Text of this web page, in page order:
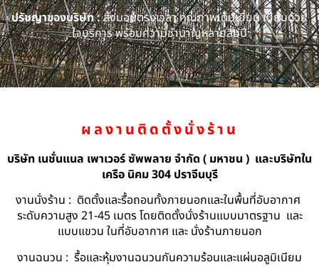
ปรัชญาของบริษัท :ส่งมอบตรงเวลา คุณภาพเต็มเยี่ยม เปี่ยมด้วย
ใจบริการ พร้อมความชำนาญหลายสิบปี
ผลงานติดตั้งนั่งร้าน
บริษัท เนชั่นแนล เพาเวอร์ ซัพพลาย จำกัด ( มหาชน ) และบริษัทใน
เครือ นิคม 304 ปราจีนบุรี
งานนั่งร้าน : ติดตั้งและรื้อถอนทั้งภายนอกและในพื้นที่อับอากาศ
ระดับความสูง 21-45 เมตร โดยติดตั้งนั่งร้านแบบมาตรฐาน และ
แบบแขวน ในที่อับอากาศ และ นั่งร้านภายนอก
งานฉนวน : รื้อและหุ้มงานฉนวนกันความร้อนและแผ่นอลูมิเนียม